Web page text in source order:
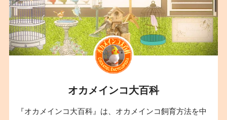
オカメインコ大百科
『オカメインコ大百科』は、オカメインコ飼育方法を中